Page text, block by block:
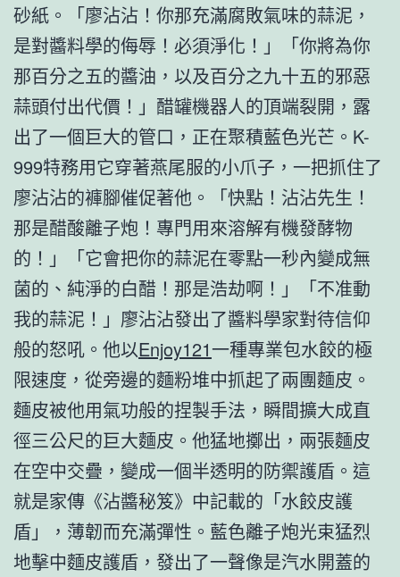
砂紙。「廖沾沾！你那充滿腐敗氣味的蒜泥，
是對醬料學的侮辱！必須淨化！」「你將為你
那百分之五的醬油，以及百分之九十五的邪惡
蒜頭付出代價！」醋罐機器人的頂端裂開，露
出了一個巨大的管口，正在聚積藍色光芒。K-
999特務用它穿著燕尾服的小爪子，一把抓住了
廖沾沾的褲腳催促著他。「快點！沾沾先生！
那是醋酸離子炮！專門用來溶解有機發酵物
的！」「它會把你的蒜泥在零點一秒內變成無
菌的、純淨的白醋！那是浩劫啊！」「不准動
我的蒜泥！」廖沾沾發出了醬料學家對待信仰
般的怒吼。他以Enjoy121一種專業包水餃的極
限速度，從旁邊的麵粉堆中抓起了兩團麵皮。
麵皮被他用氣功般的捏製手法，瞬間擴大成直
徑三公尺的巨大麵皮。他猛地擲出，兩張麵皮
在空中交疊，變成一個半透明的防禦護盾。這
就是家傳《沾醬秘笈》中記載的「水餃皮護
盾」，薄韌而充滿彈性。藍色離子炮光束猛烈
地擊中麵皮護盾，發出了一聲像是汽水開蓋的